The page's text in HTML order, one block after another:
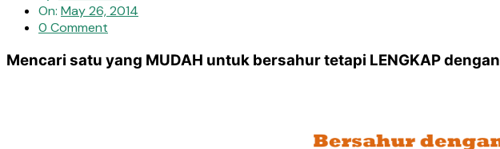
On: May 26, 2014
0 Comment
Mencari satu yang MUDAH untuk bersahur tetapi LENGKAP dengan